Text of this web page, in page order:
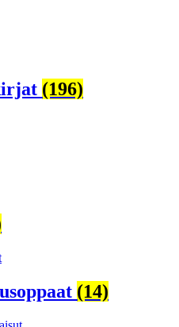
(196)
(14)